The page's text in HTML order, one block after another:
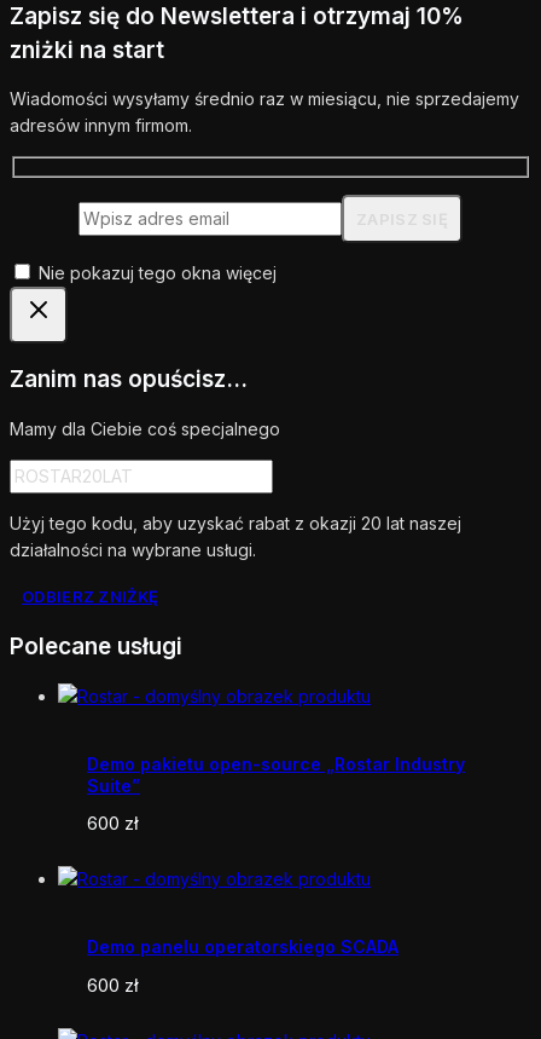
Zapisz się do Newslettera i otrzymaj 10%
zniżki na start
Wiadomości wysyłamy średnio raz w miesiącu, nie sprzedajemy
adresów innym firmom.
Nie pokazuj tego okna więcej
Zanim nas opuścisz...
Mamy dla Ciebie coś specjalnego
Użyj tego kodu, aby uzyskać rabat z okazji 20 lat naszej
działalności na wybrane usługi.
ODBIERZ ZNIŻKĘ
Polecane usługi
Demo pakietu open-source „Rostar Industry
Suite”
600 zł
Demo panelu operatorskiego SCADA
600 zł